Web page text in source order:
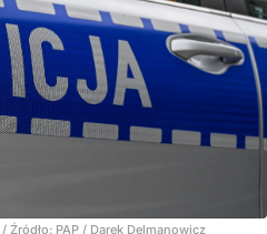
/ Źródło: PAP / Darek Delmanowicz